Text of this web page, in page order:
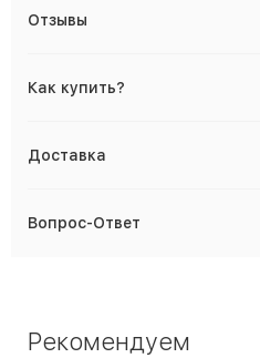
Отзывы
Как купить?
Доставка
Вопрос-Ответ
Рекомендуем